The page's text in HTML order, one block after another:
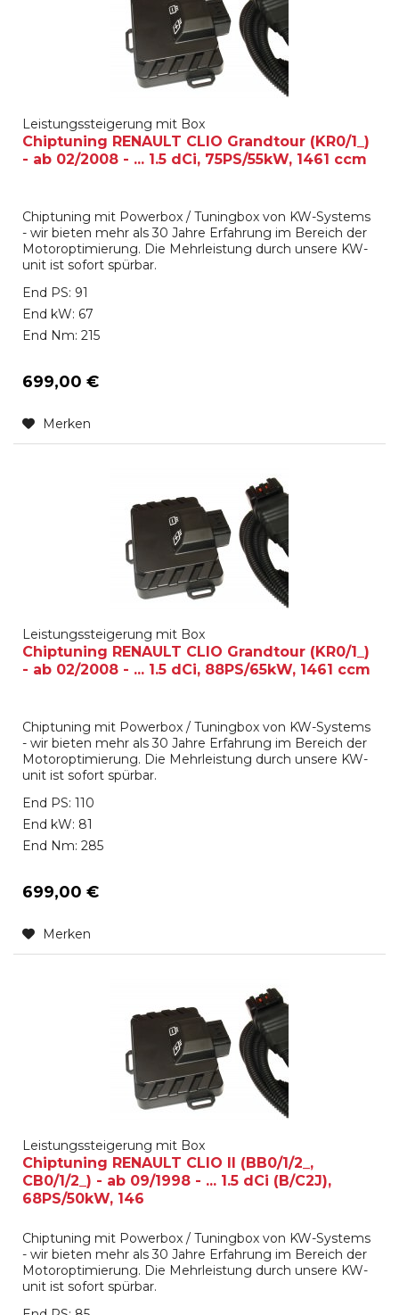
Leistungssteigerung mit Box
Chiptuning RENAULT CLIO Grandtour (KR0/1_)
- ab 02/2008 - ... 1.5 dCi, 75PS/55kW, 1461 ccm
Chiptuning mit Powerbox / Tuningbox von KW-Systems
- wir bieten mehr als 30 Jahre Erfahrung im Bereich der
Motoroptimierung. Die Mehrleistung durch unsere KW-
unit ist sofort spürbar.
End PS: 91
End kW: 67
End Nm: 215
699,00 €
Merken
Leistungssteigerung mit Box
Chiptuning RENAULT CLIO Grandtour (KR0/1_)
- ab 02/2008 - ... 1.5 dCi, 88PS/65kW, 1461 ccm
Chiptuning mit Powerbox / Tuningbox von KW-Systems
- wir bieten mehr als 30 Jahre Erfahrung im Bereich der
Motoroptimierung. Die Mehrleistung durch unsere KW-
unit ist sofort spürbar.
End PS: 110
End kW: 81
End Nm: 285
699,00 €
Merken
Leistungssteigerung mit Box
Chiptuning RENAULT CLIO II (BB0/1/2_,
CB0/1/2_) - ab 09/1998 - ... 1.5 dCi (B/C2J),
68PS/50kW, 146
Chiptuning mit Powerbox / Tuningbox von KW-Systems
- wir bieten mehr als 30 Jahre Erfahrung im Bereich der
Motoroptimierung. Die Mehrleistung durch unsere KW-
unit ist sofort spürbar.